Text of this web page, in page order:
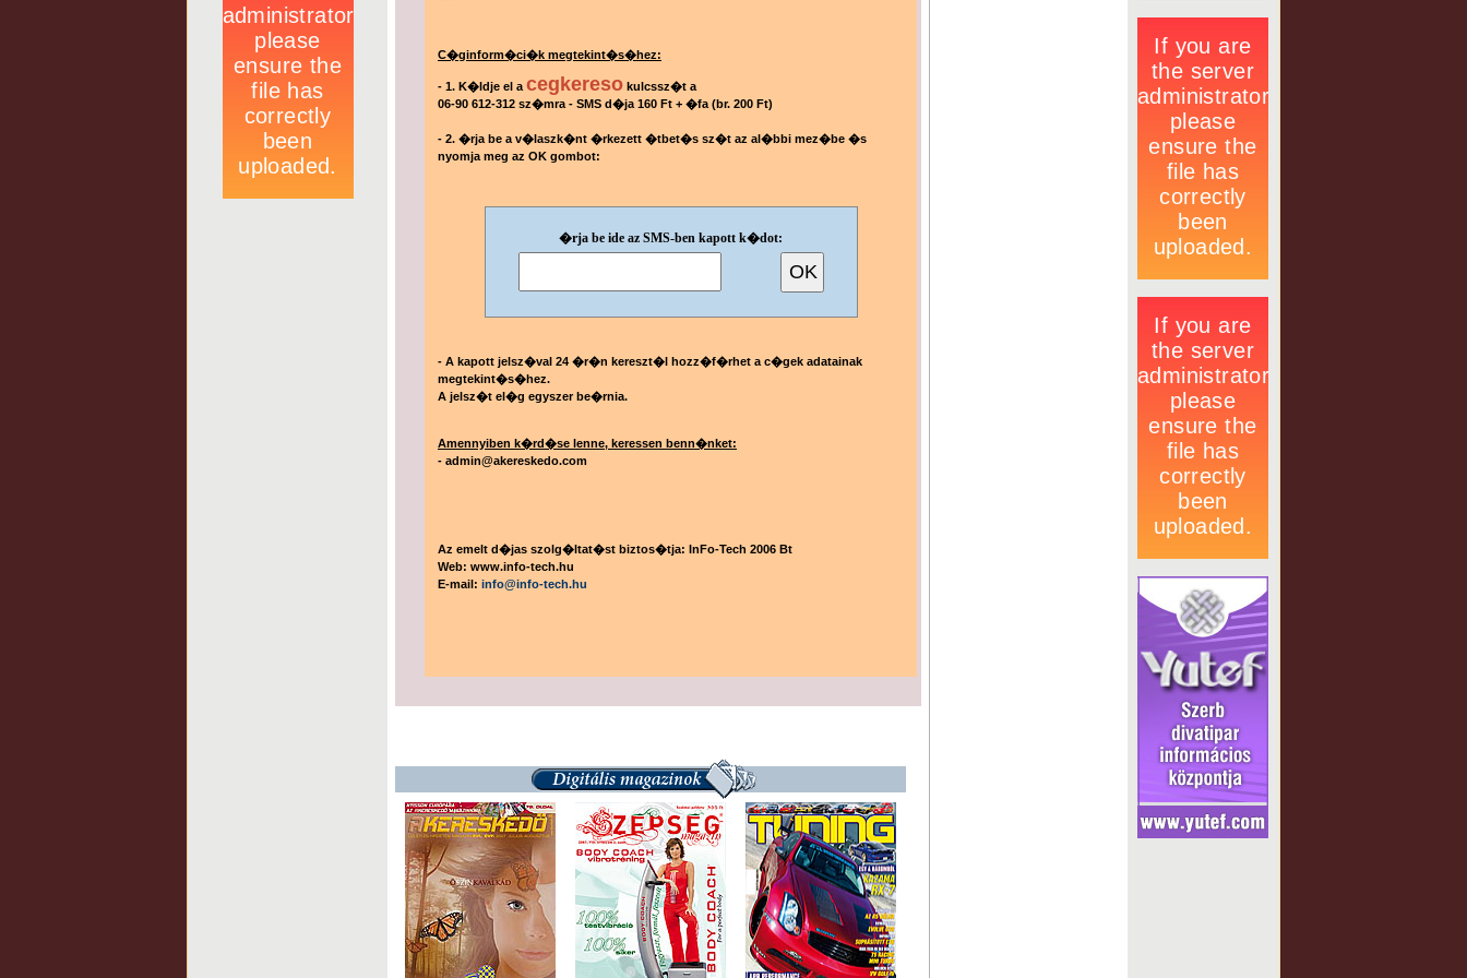
C�ginform�ci�k megtekint�s�hez:
- 1. K�ldje el a cegkereso kulcssz�t a
06-90 612-312 sz�mra - SMS d�ja 160 Ft + �fa (br. 200 Ft)
- 2. �rja be a v�laszk�nt �rkezett �tbet�s sz�t az al�bbi mez�be �s
nyomja meg az OK gombot:
�rja be ide az SMS-ben kapott k�dot:
- A kapott jelsz�val 24 �r�n kereszt�l hozz�f�rhet a c�gek adatainak
megtekint�s�hez.
A jelsz�t el�g egyszer be�rnia.
Amennyiben k�rd�se lenne, keressen benn�nket:
- admin@akereskedo.com
Az emelt d�jas szolg�ltat�st biztos�tja: InFo-Tech 2006 Bt
Web: www.info-tech.hu
E-mail: info@info-tech.hu